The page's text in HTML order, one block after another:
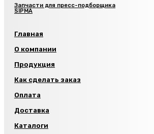
Запчасти для пресс-подборщика
SIPMA
Главная
О компании
Продукция
Как сделать заказ
Оплата
Доставка
Каталоги